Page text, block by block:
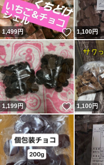
1,499円 いいね！
1,100円
1,199円 いいね！
1,100円